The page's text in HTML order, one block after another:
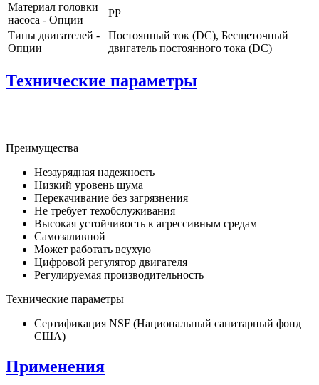
Материал головки
насоса - Опции
PP
Типы двигателей -
Опции
Постоянный ток (DC), Бесщеточный
двигатель постоянного тока (DC)
Технические параметры
Преимущества
Незаурядная надежность
Низкий уровень шума
Перекачивание без загрязнения
Не требует техобслуживания
Высокая устойчивость к агрессивным средам
Самозаливной
Может работать всухую
Цифровой регулятор двигателя
Регулируемая производительность
Технические параметры
Сертификация NSF (Национальный санитарный фонд
США)
Применения